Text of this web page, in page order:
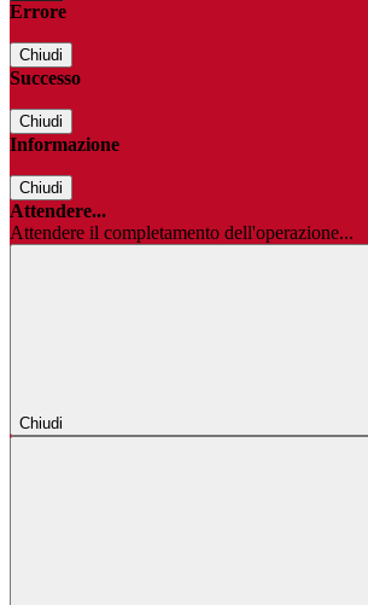
Errore
Chiudi
Successo
Chiudi
Informazione
Chiudi
Attendere...
Attendere il completamento dell'operazione...
Chiudi